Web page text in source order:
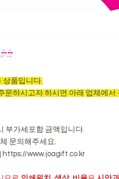
상품입니다.
문하시고자 하시면 아래 업체에서
부가세포함 금액입니다.
문의해주세요.
https://www.joagift.co.kr